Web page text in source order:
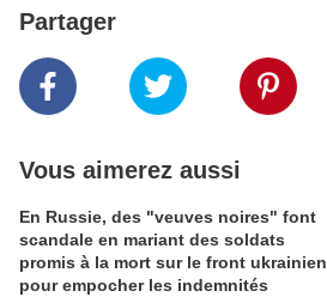
Partager
Vous aimerez aussi
En Russie, des "veuves noires" font
scandale en mariant des soldats
promis à la mort sur le front ukrainien
pour empocher les indemnités